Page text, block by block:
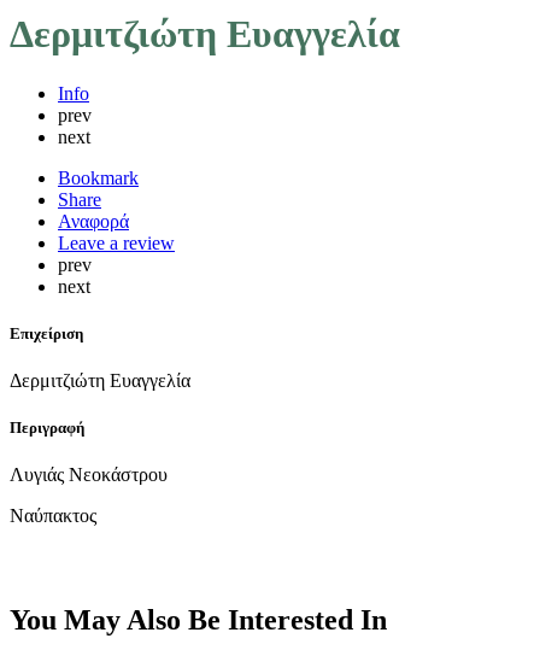
Δερμιτζιώτη Ευαγγελία
Info
prev
next
Bookmark
Share
Αναφορά
Leave a review
prev
next
Επιχείριση
Δερμιτζιώτη Ευαγγελία
Περιγραφή
Λυγιάς Νεοκάστρου
Ναύπακτος
You May Also Be Interested In